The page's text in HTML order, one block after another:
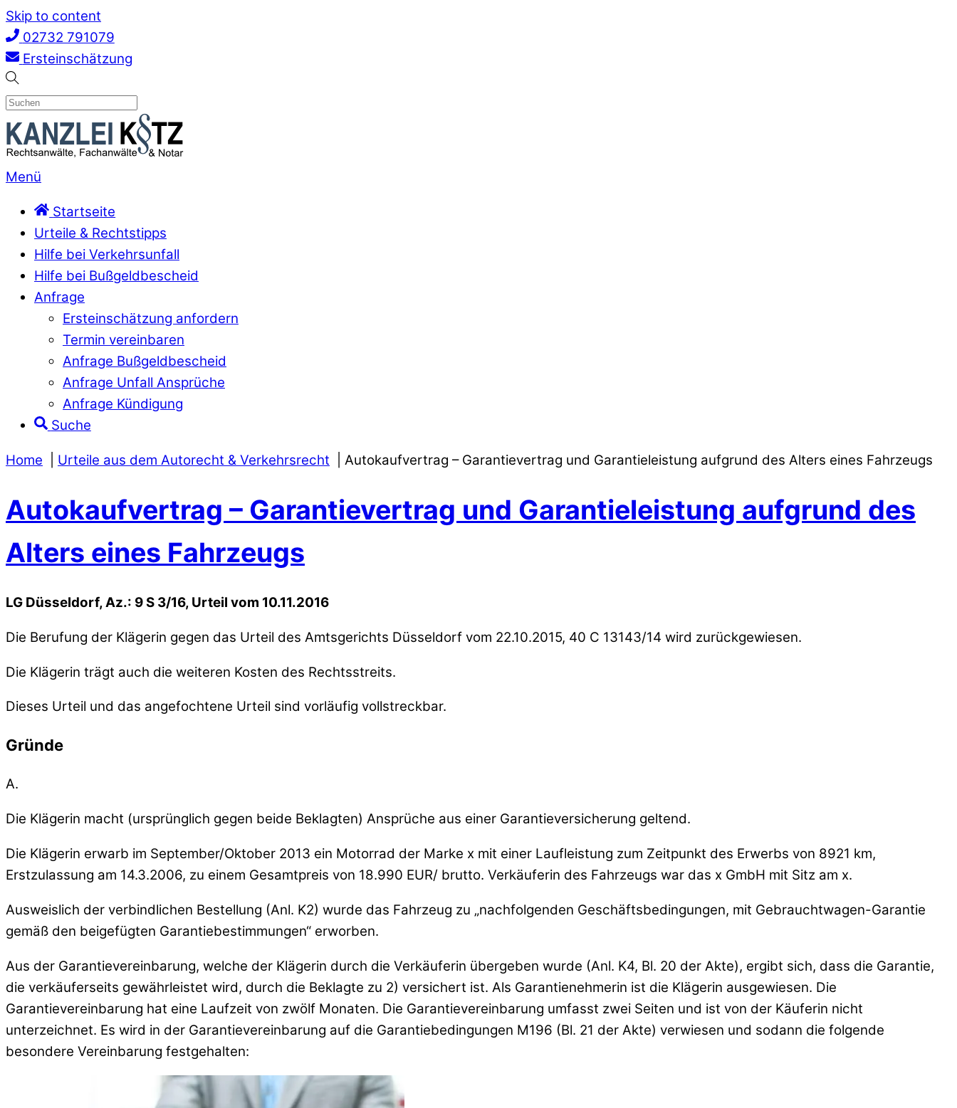
Skip to content
02732 791079
Ersteinschätzung
Menü
Startseite
Urteile & Rechtstipps
Hilfe bei Verkehrsunfall
Hilfe bei Bußgeldbescheid
Anfrage
Ersteinschätzung anfordern
Termin vereinbaren
Anfrage Bußgeldbescheid
Anfrage Unfall Ansprüche
Anfrage Kündigung
Suche
Home Urteile aus dem Autorecht & Verkehrsrecht Autokaufvertrag – Garantievertrag und Garantieleistung aufgrund des Alters eines Fahrzeugs
Autokaufvertrag – Garantievertrag und Garantieleistung aufgrund des
Alters eines Fahrzeugs
LG Düsseldorf, Az.: 9 S 3/16, Urteil vom 10.11.2016
Die Berufung der Klägerin gegen das Urteil des Amtsgerichts Düsseldorf vom 22.10.2015, 40 C 13143/14 wird zurückgewiesen.
Die Klägerin trägt auch die weiteren Kosten des Rechtsstreits.
Dieses Urteil und das angefochtene Urteil sind vorläufig vollstreckbar.
Gründe
A.
Die Klägerin macht (ursprünglich gegen beide Beklagten) Ansprüche aus einer Garantieversicherung geltend.
Die Klägerin erwarb im September/Oktober 2013 ein Motorrad der Marke x mit einer Laufleistung zum Zeitpunkt des Erwerbs von 8921 km,
Erstzulassung am 14.3.2006, zu einem Gesamtpreis von 18.990 EUR/ brutto. Verkäuferin des Fahrzeugs war das x GmbH mit Sitz am x.
Ausweislich der verbindlichen Bestellung (Anl. K2) wurde das Fahrzeug zu „nachfolgenden Geschäftsbedingungen, mit Gebrauchtwagen-Garantie
gemäß den beigefügten Garantiebestimmungen“ erworben.
Aus der Garantievereinbarung, welche der Klägerin durch die Verkäuferin übergeben wurde (Anl. K4, Bl. 20 der Akte), ergibt sich, dass die Garantie,
die verkäuferseits gewährleistet wird, durch die Beklagte zu 2) versichert ist. Als Garantienehmerin ist die Klägerin ausgewiesen. Die
Garantievereinbarung hat eine Laufzeit von zwölf Monaten. Die Garantievereinbarung umfasst zwei Seiten und ist von der Käuferin nicht
unterzeichnet. Es wird in der Garantievereinbarung auf die Garantiebedingungen M196 (Bl. 21 der Akte) verwiesen und sodann die folgende
besondere Vereinbarung festgehalten: